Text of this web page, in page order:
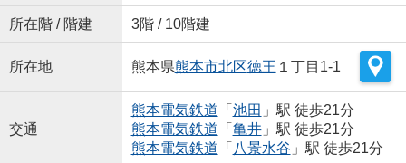
所在階 / 階建 3階 / 10階建
所在地 熊本県熊本市北区徳王 １丁目1-1
交通
熊本電気鉄道 「 池田 」駅 徒歩21分
熊本電気鉄道 「 亀井」駅 徒歩21分
熊本電気鉄道 「 八景水谷 」駅 徒歩21分